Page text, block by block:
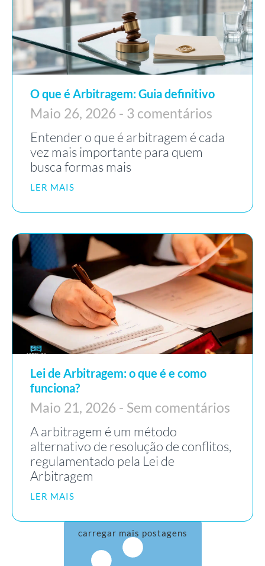
O que é Arbitragem: Guia definitivo
Maio 26, 2026 3 comentários
Entender o que é arbitragem é cada
vez mais importante para quem
busca formas mais
LER MAIS
Lei de Arbitragem: o que é e como
funciona?
Maio 21, 2026 Sem comentários
A arbitragem é um método
alternativo de resolução de conflitos,
regulamentado pela Lei de
Arbitragem
LER MAIS
carregar mais postagens